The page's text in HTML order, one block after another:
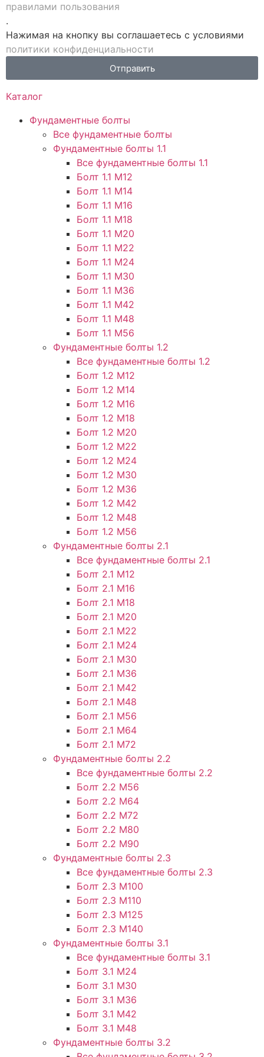
Каталог
Фундаментные болты
Все фундаментные болты
Фундаментные болты 1.1
Все фундаментные болты 1.1
Болт 1.1 М12
Болт 1.1 М14
Болт 1.1 М16
Болт 1.1 М18
Болт 1.1 М20
Болт 1.1 М22
Болт 1.1 М24
Болт 1.1 М30
Болт 1.1 М36
Болт 1.1 М42
Болт 1.1 М48
Болт 1.1 М56
Фундаментные болты 1.2
Все фундаментные болты 1.2
Болт 1.2 М12
Болт 1.2 М14
Болт 1.2 М16
Болт 1.2 М18
Болт 1.2 М20
Болт 1.2 М22
Болт 1.2 М24
Болт 1.2 М30
Болт 1.2 М36
Болт 1.2 М42
Болт 1.2 М48
Болт 1.2 М56
Фундаментные болты 2.1
Все фундаментные болты 2.1
Болт 2.1 М12
Болт 2.1 М16
Болт 2.1 М18
Болт 2.1 М20
Болт 2.1 М22
Болт 2.1 М24
Болт 2.1 М30
Болт 2.1 М36
Болт 2.1 М42
Болт 2.1 М48
Болт 2.1 М56
Болт 2.1 М64
Болт 2.1 М72
Фундаментные болты 2.2
Все фундаментные болты 2.2
Болт 2.2 М56
Болт 2.2 М64
Болт 2.2 М72
Болт 2.2 М80
Болт 2.2 М90
Фундаментные болты 2.3
Все фундаментные болты 2.3
Болт 2.3 М100
Болт 2.3 М110
Болт 2.3 М125
Болт 2.3 М140
Фундаментные болты 3.1
Все фундаментные болты 3.1
Болт 3.1 М24
Болт 3.1 М30
Болт 3.1 М36
Болт 3.1 М42
Болт 3.1 М48
Фундаментные болты 3.2
правилами пользования
.
Нажимая на кнопку вы соглашаетесь с условиями
политики конфиденциальности
Отправить